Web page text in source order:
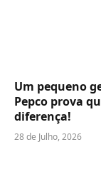
Um pequeno
Pepco prova
diferença!
28 de Julho, 2026